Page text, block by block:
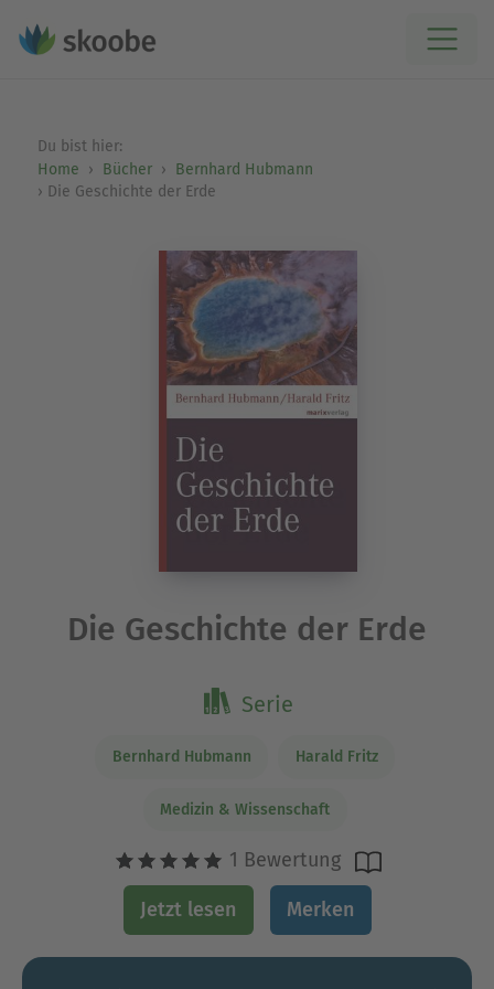
Du bist hier:
Home
Bücher
Bernhard Hubmann
Die Geschichte der Erde
Die Geschichte der Erde
Serie
Bernhard Hubmann Harald Fritz
Medizin & Wissenschaft
1 Bewertung
Jetzt lesen Merken